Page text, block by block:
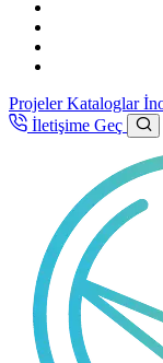
Projeler Kataloglar
İletişime Geç